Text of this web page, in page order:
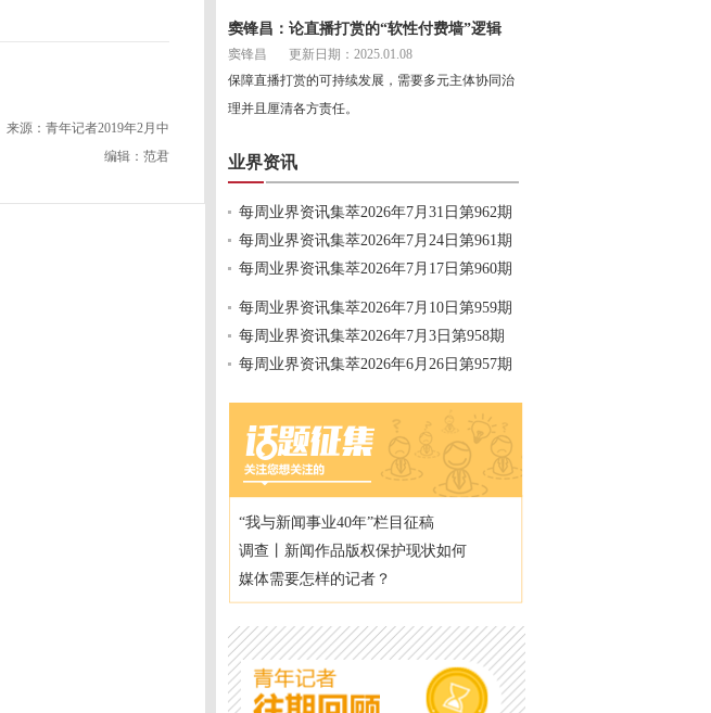
来源：青年记者2019年2月中
编辑：范君
窦锋昌：论直播打赏的“软性付费墙”逻辑
窦锋昌
更新日期：2025.01.08
保障直播打赏的可持续发展，需要多元主体协同治
理并且厘清各方责任。
业界资讯
每周业界资讯集萃2026年7月31日第962期
每周业界资讯集萃2026年7月24日第961期
每周业界资讯集萃2026年7月17日第960期
每周业界资讯集萃2026年7月10日第959期
每周业界资讯集萃2026年7月3日第958期
每周业界资讯集萃2026年6月26日第957期
“我与新闻事业40年”栏目征稿
调查丨新闻作品版权保护现状如何
媒体需要怎样的记者？